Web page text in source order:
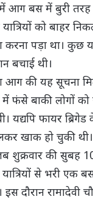
आग बस में बुरी
को बाहर
पड़ा था। कुछ
बचाई थी।
की यह सूचना
फंसे बाकी लोगों को
यद्यपि फायर
खाक हो चुकी थी।
शुक्रवार की सुबह
से भरी एक
दौरान रामादेवी